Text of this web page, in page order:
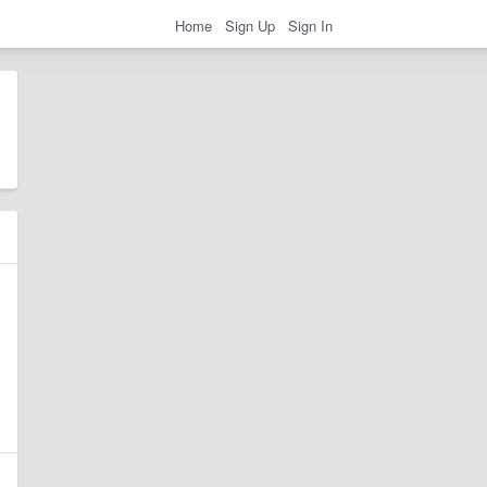
Home Sign Up Sign In